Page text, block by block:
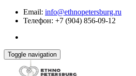
Email: info@ethnopetersburg.ru
Телефон: +7 (904) 856-09-12
Toggle navigation